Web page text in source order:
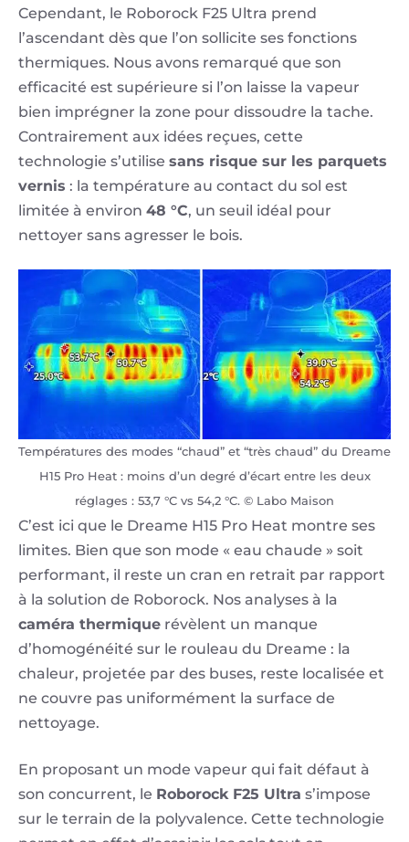
Cependant, le Roborock F25 Ultra prend
l’ascendant dès que l’on sollicite ses fonctions
thermiques. Nous avons remarqué que son
efficacité est supérieure si l’on laisse la vapeur
bien imprégner la zone pour dissoudre la tache.
Contrairement aux idées reçues, cette
technologie s’utilise sans risque sur les parquets
vernis : la température au contact du sol est
limitée à environ 48 °C, un seuil idéal pour
nettoyer sans agresser le bois.
Températures des modes “chaud” et “très chaud” du Dreame
H15 Pro Heat : moins d’un degré d’écart entre les deux
réglages : 53,7 °C vs 54,2 °C. © Labo Maison
C’est ici que le Dreame H15 Pro Heat montre ses
limites. Bien que son mode « eau chaude » soit
performant, il reste un cran en retrait par rapport
à la solution de Roborock. Nos analyses à la
caméra thermique révèlent un manque
d’homogénéité sur le rouleau du Dreame : la
chaleur, projetée par des buses, reste localisée et
ne couvre pas uniformément la surface de
nettoyage.
En proposant un mode vapeur qui fait défaut à
son concurrent, le Roborock F25 Ultra s’impose
sur le terrain de la polyvalence. Cette technologie